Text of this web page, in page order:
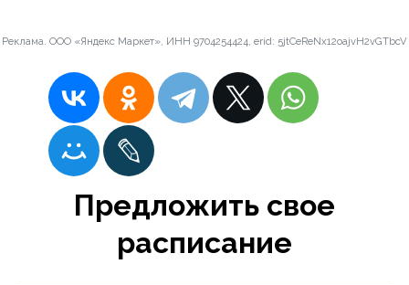
Реклама. ООО «Яндекс Маркет», ИНН 9704254424, erid: 5jtCeReNx12oajvH2vGTbcV
Предложить свое
расписание